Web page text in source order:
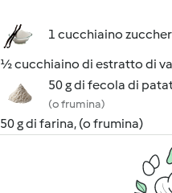
1 cucchiaino
½ cucchiaino di estratto di
50 g di fecola di
(o frumina)
50 g di farina, (o frumina)